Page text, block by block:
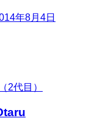
年8月4日
2代目）